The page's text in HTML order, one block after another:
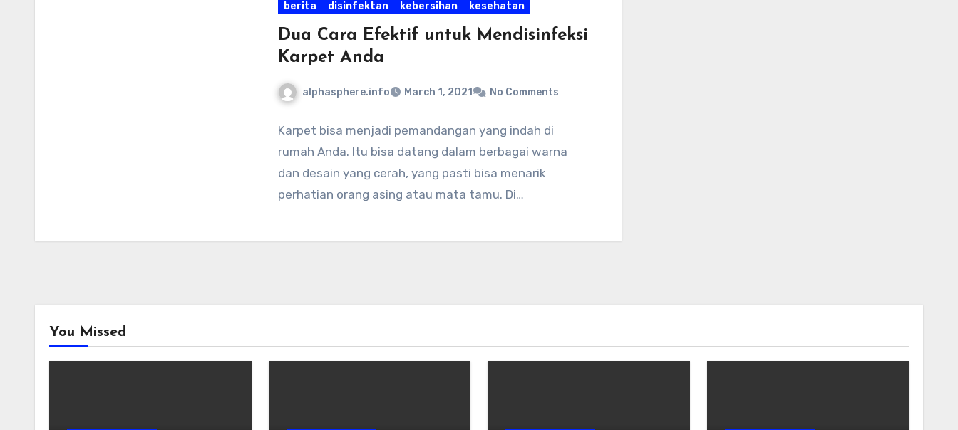
berita disinfektan kebersihan kesehatan
Dua Cara Efektif untuk Mendisinfeksi
Karpet Anda
alphasphere.info March 1, 2021 No Comments
Karpet bisa menjadi pemandangan yang indah di
rumah Anda. Itu bisa datang dalam berbagai warna
dan desain yang cerah, yang pasti bisa menarik
perhatian orang asing atau mata tamu. Di…
You Missed